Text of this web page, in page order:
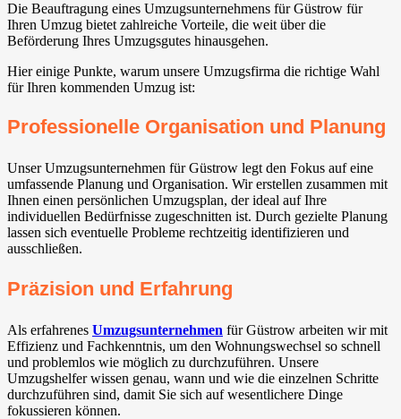
Die Beauftragung eines Umzugsunternehmens für Güstrow für
Ihren Umzug bietet zahlreiche Vorteile, die weit über die
Beförderung Ihres Umzugsgutes hinausgehen.
Hier einige Punkte, warum unsere Umzugsfirma die richtige Wahl
für Ihren kommenden Umzug ist:
Professionelle Organisation und Planung
Unser Umzugsunternehmen für Güstrow legt den Fokus auf eine
umfassende Planung und Organisation. Wir erstellen zusammen mit
Ihnen einen persönlichen Umzugsplan, der ideal auf Ihre
individuellen Bedürfnisse zugeschnitten ist. Durch gezielte Planung
lassen sich eventuelle Probleme rechtzeitig identifizieren und
ausschließen.
Präzision und Erfahrung
Als erfahrenes Umzugsunternehmen für Güstrow arbeiten wir mit
Effizienz und Fachkenntnis, um den Wohnungswechsel so schnell
und problemlos wie möglich zu durchzuführen. Unsere
Umzugshelfer wissen genau, wann und wie die einzelnen Schritte
durchzuführen sind, damit Sie sich auf wesentlichere Dinge
fokussieren können.